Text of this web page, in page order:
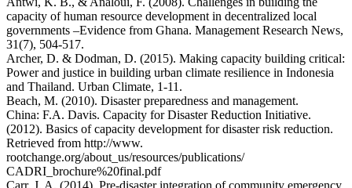
capacity of human resource development in decentralized local
governments –Evidence from Ghana. Management Research News,
31(7), 504-517.
Archer, D. & Dodman, D. (2015). Making capacity building critical:
Power and justice in building urban climate resilience in Indonesia
and Thailand. Urban Climate, 1-11.
Beach, M. (2010). Disaster preparedness and management.
China: F.A. Davis. Capacity for Disaster Reduction Initiative.
(2012). Basics of capacity development for disaster risk reduction.
Retrieved from http://www.
rootchange.org/about_us/resources/publications/
CADRI_brochure%20final.pdf
Carr, J. A. (2014). Pre-disaster integration of community emergency